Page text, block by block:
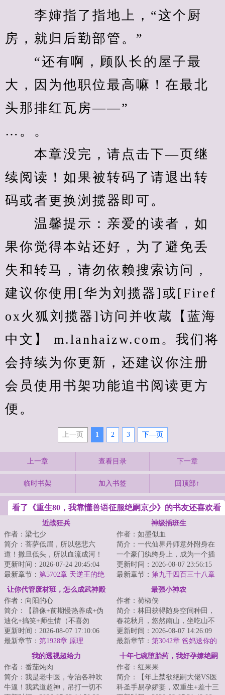
李婶指了指地上，“这个厨
房，就归后勤部管。”
“还有啊，顾队长的屋子最
大，因为他职位最高嘛！在最北
头那排红瓦房——”
…。。
本章没完，请点击下—页继
续阅读！如果被转码了请退出转
码或者更换浏揽器即可。
温馨提示：亲爱的读者，如
果你觉得本站还好，为了避免丢
失和转马，请勿依赖搜索访问，
建议你使用[华为刘揽器]或[Firef
ox火狐刘揽器]访问并收蔵【蓝海
中文】 m.lanhaizw.com。我们将
会持续为你更新，还建议你注册
会员使用书架功能追书阅读更方
便。
上一页 1 2 3 下—页
上一章 查看目录 下一章
临时书架 加入书签 回顶部↑
看了《重生80，我靠懂兽语征服绝嗣京少》的书友还喜欢看
近战狂兵
作者：梁七少
简介：菩萨低眉，所以慈悲六
道！撒旦低头，所以血流成河！
以撒旦之名，专职杀戮，他要当
最强的那个男人！...
更新时间：2026-07-24 20:45:04
最新章节： 第5702章 天逆王的绝
境！
神级插班生
作者：如墨似血
简介：一代仙界丹师意外附身在
一个豪门纨绔身上，成为一个插
班生，以一身神奇仙术，混迹于
美女丛中，在都...
更新时间：2026-08-07 23:56:15
最新章节： 第九千四百三十八章
让你代管废材班，怎么成武神殿
了
作者：向阳的心
简介：【群像+前期慢热养成+伪
迪化+搞笑+师生情（不喜勿
入）】半个月撵走三个班主任。
面对有着人均混世魔...
更新时间：2026-08-07 17:10:06
最新章节： 第1928章 原理
最强小神农
作者：荷椒侠
简介：林田获得随身空间种田，
春花秋月，悠然南山，坐吃山不
空。他只想过好自己的小日子，
实力却不允许他...
更新时间：2026-08-07 14:26:09
最新章节： 第3042章 爸妈送你的
大礼
我的透视超给力
作者：番茄炖肉
简介：我是老中医，专治各种吹
牛逼！我武道超神，吊打一切不
十年七碗堕胎药，我好孕嫁绝嗣
他悔疯了
作者：红果果
简介：【年上禁欲绝嗣大佬VS医
科圣手易孕娇妻，双重生+差十三